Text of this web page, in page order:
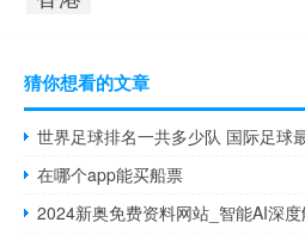
猜你想看的文章
世界足球排名一共多少队 国际足球
在哪个app能买船票